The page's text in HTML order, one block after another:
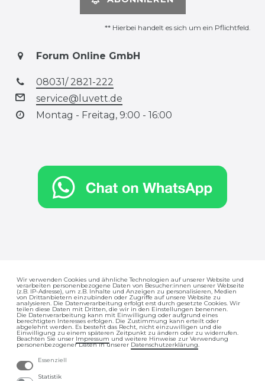
** Hierbei handelt es sich um ein Pflichtfeld.
Forum Online GmbH
08031/ 2821-222
service@luvett.de
Montag - Freitag, 9:00 - 16:00
Impressum Daten­schutz­erklärung
AGB
Wir verwenden Cookies und ähnliche Technologien auf unserer Website und
verarbeiten personenbezogene Daten von Besucher:innen unserer Webseite
(z.B. IP-Adresse), um z.B. Inhalte und Anzeigen zu personalisieren, Medien
von Drittanbietern einzubinden oder Zugriffe auf unsere Website zu
analysieren. Die Datenverarbeitung erfolgt erst durch gesetzte Cookies. Wir
teilen diese Daten mit Dritten, die wir in den Einstellungen benennen.
Die Datenverarbeitung kann mit Einwilligung oder aufgrund eines
berechtigten Interesses erfolgen. Die Zustimmung kann erteilt oder
abgelehnt werden. Es besteht das Recht, nicht einzuwilligen und die
Einwilligung zu einem späteren Zeitpunkt zu ändern oder zu widerrufen.
Beachten Sie unser Impressum und weitere Hinweise zur Verwendung
personenbezogener Daten in unserer Daten­schutz­erklärung.
Essenziell
Statistik